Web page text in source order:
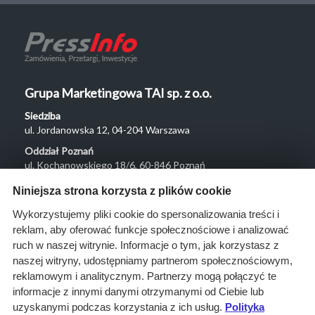
Grupa Marketingowa TAI sp. z o.o.
Siedziba
ul. Jordanowska 12, 04-204 Warszawa
Oddział Poznań
ul. Kochanowskiego 18/6, 60-846 Poznań
Menu
O nas
Rozwiązania
Monitoring
przetargów
Raporty
Niniejsza strona korzysta z plików cookie
Wykorzystujemy pliki cookie do spersonalizowania treści i
reklam, aby oferować funkcje społecznościowe i analizować
ruch w naszej witrynie. Informacje o tym, jak korzystasz z
naszej witryny, udostępniamy partnerom społecznościowym,
reklamowym i analitycznym. Partnerzy mogą połączyć te
informacje z innymi danymi otrzymanymi od Ciebie lub
uzyskanymi podczas korzystania z ich usług. Polityka